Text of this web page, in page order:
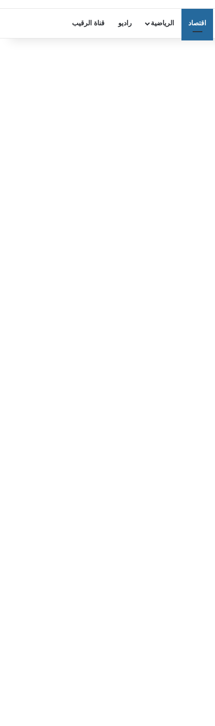
اقتصاد الرياضية راديو قناة الرقيب